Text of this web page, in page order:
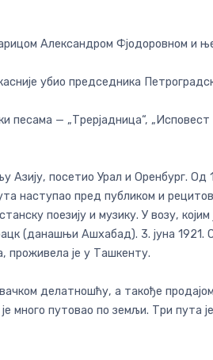
Александром Фјодоровном и
убио председника
— „Трерјадница“, „Исповест
посетио Урал и Оренбург. Од
наступао пред публиком и
поезију и музику. У возу,
(данашњи Ашхабад). 3. јуна 1921.
проживела је у Ташкенту.
делатношћу, а такође
путовао по земљи. Три пута